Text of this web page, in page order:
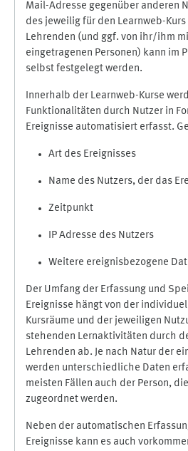
Mail-Adresse gegenüber anderen
des jeweilig für den Learnweb-
Lehrenden (und ggf. von ihr/ihm
eingetragenen Personen) kann im
selbst festgelegt werden.
Innerhalb der Learnweb-Kurse
Funktionalitäten durch Nutzer in
Ereignisse automatisiert erfasst.
Art des Ereignisses
Name des Nutzers, der das
Zeitpunkt
IP Adresse des Nutzers
Weitere ereignisbezogene
Der Umfang der Erfassung und
Ereignisse hängt von der
Kursräume und der jeweiligen
stehenden Lernaktivitäten durch
Lehrenden ab. Je nach Natur der
werden unterschiedliche Daten
meisten Fällen auch der Person,
zugeordnet werden.
Neben der automatischen
Ereignisse kann es auch